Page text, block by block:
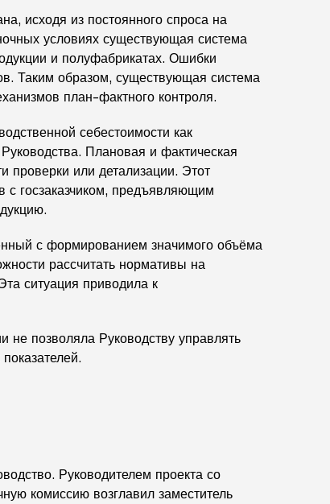
исходя из постоянного спроса на
условиях существующая система
и полуфабрикатах. Ошибки
Таким образом, существующая система
план-фактного контроля.
себестоимости как
Плановая и фактическая
проверки или детализации. Этот
с госзаказчиком, предъявляющим
с формированием значимого объёма
рассчитать нормативы на
ситуация приводила к
не позволяла Руководству управлять
Руководителем проекта со
комиссию возглавил заместитель